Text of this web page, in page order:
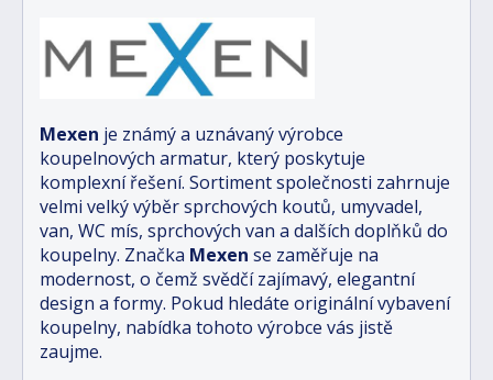
Mexen je známý a uznávaný výrobce
koupelnových armatur, který poskytuje
komplexní řešení. Sortiment společnosti zahrnuje
velmi velký výběr sprchových koutů, umyvadel,
van, WC mís, sprchových van a dalších doplňků do
koupelny. Značka Mexen se zaměřuje na
modernost, o čemž svědčí zajímavý, elegantní
design a formy. Pokud hledáte originální vybavení
koupelny, nabídka tohoto výrobce vás jistě
zaujme.